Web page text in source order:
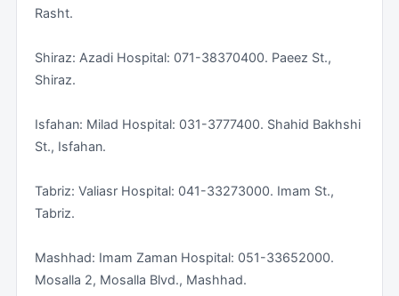
Rasht.
Shiraz: Azadi Hospital: 071-38370400. Paeez St.,
Shiraz.
Isfahan: Milad Hospital: 031-3777400. Shahid Bakhshi
St., Isfahan.
Tabriz: Valiasr Hospital: 041-33273000. Imam St.,
Tabriz.
Mashhad: Imam Zaman Hospital: 051-33652000.
Mosalla 2, Mosalla Blvd., Mashhad.